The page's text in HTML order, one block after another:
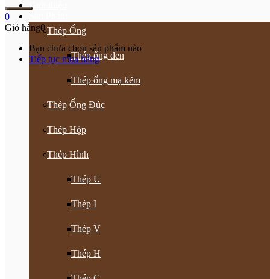
0
Giỏ hàng0
Bạn chưa chọn sản phẩm nào
Tiếp tục mua hàng
Giới thiệu
Thép Ống
Thép ống đen
Thép ống mạ kẽm
Thép Ống Đúc
Thép Hộp
Thép Hình
Thép U
Thép I
Thép V
Thép H